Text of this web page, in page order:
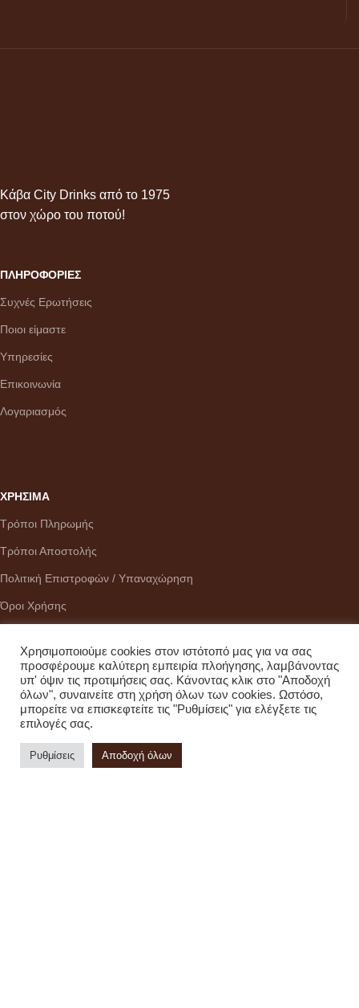
Κάβα City Drinks από το 1975
στον χώρο του ποτού!
ΠΛΗΡΟΦΟΡΙΕΣ
Συχνές Ερωτήσεις
Ποιοι είμαστε
Υπηρεσίες
Επικοινωνία
Λογαριασμός
ΧΡΗΣΙΜΑ
Τρόποι Πληρωμής
Τρόποι Αποστολής
Πολιτική Επιστροφών / Υπαναχώρηση
Όροι Χρήσης
Να ενημερώνομαι για προσφορές μήνα
ΚΑΤΑΣΤΗΜΑ
Διεύθυνση:Ζωοδόχου Πηγής 18, Χαλάνδρι,Αττικής, 15231
Χρησιμοποιούμε cookies στον ιστότοπό μας για να σας
προσφέρουμε καλύτερη εμπειρία πλοήγησης, λαμβάνοντας
υπ' όψιν τις προτιμήσεις σας. Κάνοντας κλικ στο "Αποδοχή
όλων", συναινείτε στη χρήση όλων των cookies. Ωστόσο,
μπορείτε να επισκεφτείτε τις "Ρυθμίσεις" για ελέγξετε τις
επιλογές σας.
Ρυθμίσεις Αποδοχή όλων